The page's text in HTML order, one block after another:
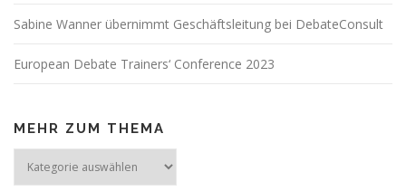
Sabine Wanner übernimmt Geschäftsleitung bei DebateConsult
European Debate Trainers‘ Conference 2023
MEHR ZUM THEMA
zum